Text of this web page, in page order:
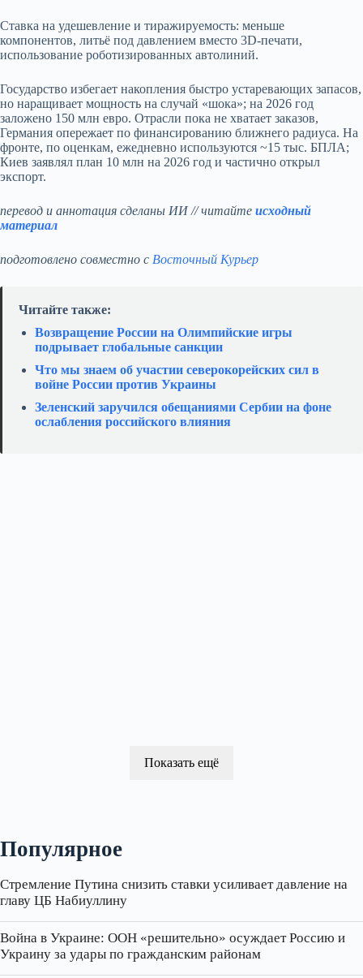
Ставка на удешевление и тиражируемость: меньше
компонентов, литьё под давлением вместо 3D‑печати,
использование роботизированных автолиний.
Государство избегает накопления быстро устаревающих запасов,
но наращивает мощность на случай «шока»; на 2026 год
заложено 150 млн евро. Отрасли пока не хватает заказов,
Германия опережает по финансированию ближнего радиуса. На
фронте, по оценкам, ежедневно используются ~15 тыс. БПЛА;
Киев заявлял план 10 млн на 2026 год и частично открыл
экспорт.
перевод и аннотация сделаны ИИ // читайте исходный
материал
подготовлено совместно с Восточный Курьер
Читайте также:
Возвращение России на Олимпийские игры
подрывает глобальные санкции
Что мы знаем об участии северокорейских сил в
войне России против Украины
Зеленский заручился обещаниями Сербии на фоне
ослабления российского влияния
Показать ещё
Популярное
Стремление Путина снизить ставки усиливает давление на
главу ЦБ Набиуллину
Война в Украине: ООН «решительно» осуждает Россию и
Украину за удары по гражданским районам